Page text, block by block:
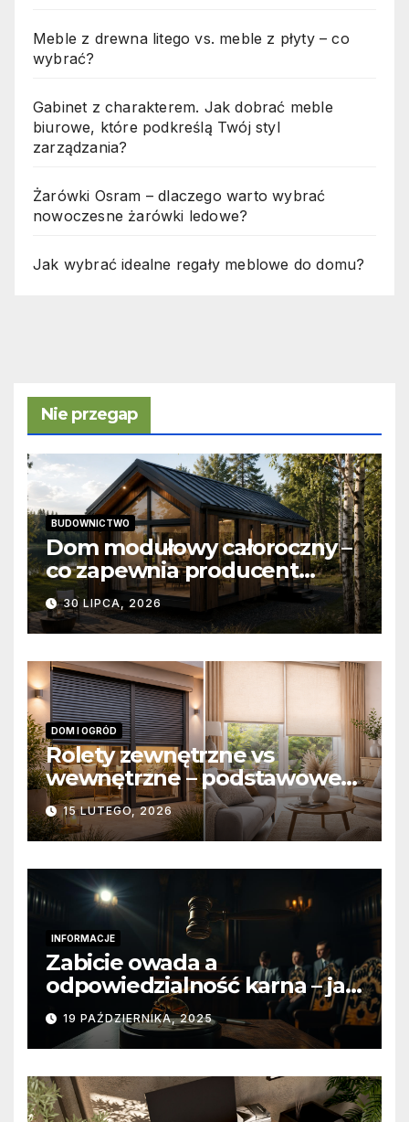
Meble z drewna litego vs. meble z płyty – co
wybrać?
Gabinet z charakterem. Jak dobrać meble
biurowe, które podkreślą Twój styl
zarządzania?
Żarówki Osram – dlaczego warto wybrać
nowoczesne żarówki ledowe?
Jak wybrać idealne regały meblowe do domu?
Nie przegap
BUDOWNICTWO
Dom modułowy całoroczny –
co zapewnia producent
domów modułowych?
30 LIPCA, 2026
DOM I OGRÓD
Rolety zewnętrzne vs
wewnętrzne – podstawowe
różnice konstrukcyjne i
funkcjonalne
15 LUTEGO, 2026
INFORMACJE
Zabicie owada a
odpowiedzialność karna – jak
wygląda to w praktyce?
19 PAŹDZIERNIKA, 2025